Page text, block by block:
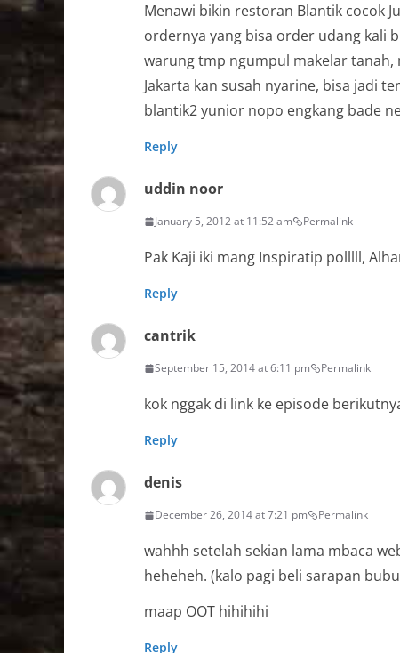
Menawi bikin restoran Blantik cocok
ordernya yang bisa order udang kali
warung tmp ngumpul makelar
Jakarta kan susah nyarine, bisa jadi
blantik2 yunior nopo engkang bade
Reply
uddin noor
January 5, 2012 at 11:52 am Permalink
Pak Kaji iki mang Inspiratip polllll,
Reply
cantrik
September 15, 2014 at 6:11 pm Permalink
kok nggak di link ke episode
Reply
denis
December 26, 2014 at 7:21 pm Permalink
wahhh setelah sekian lama mbaca
heheheh. (kalo pagi beli sarapan
maap OOT hihihihi
Reply